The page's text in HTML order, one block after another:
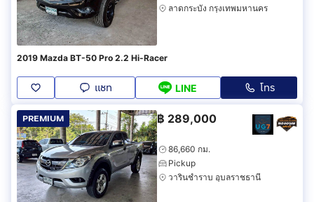
ลาดกระบัง กรุงเทพมหานคร
2019 Mazda BT-50 Pro 2.2 Hi-Racer
แชท LINE โทร
PREMIUM ฿ 289,000
86,660 กม.
Pickup
วารินชำราบ อุบลราชธานี